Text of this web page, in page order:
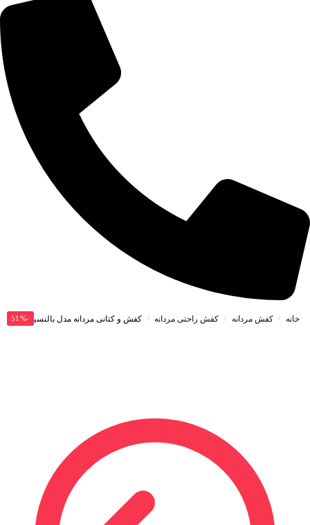
خانه / کفش مردانه / کفش راحتی مردانه / کفش و کتانی مردانه مدل بالنسیاگا BALENCIGA رنگ مشکی کد 44558
-51%